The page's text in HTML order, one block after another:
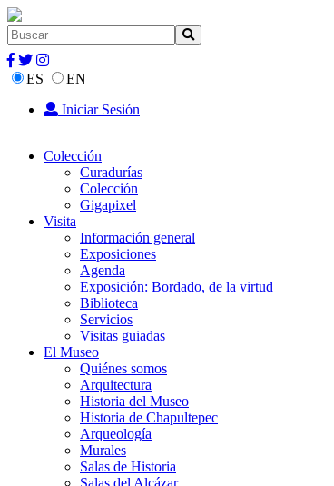
ES
EN
Iniciar Sesión
Colección
Curadurías
Colección
Gigapixel
Visita
Información general
Exposiciones
Agenda
Exposición: Bordado, de la virtud
Biblioteca
Servicios
Visitas guiadas
El Museo
Quiénes somos
Arquitectura
Historia del Museo
Historia de Chapultepec
Arqueología
Murales
Salas de Historia
Salas del Alcázar